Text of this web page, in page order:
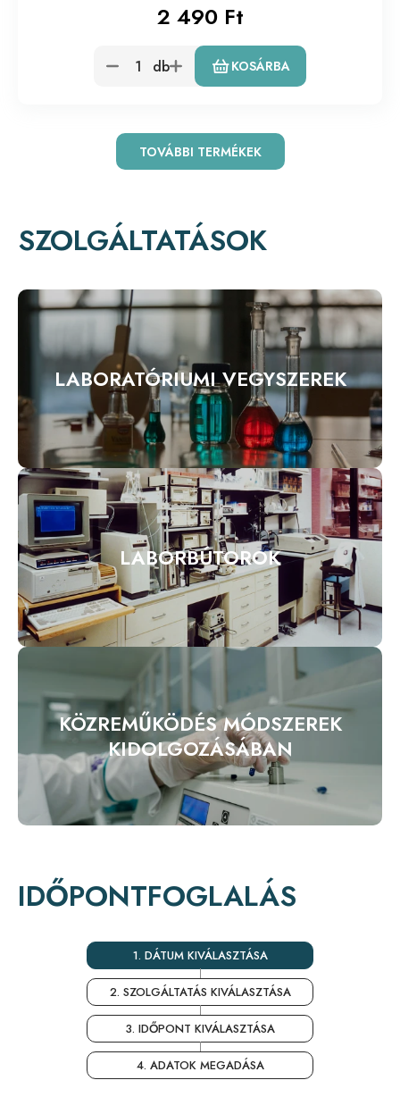
2 490 Ft
db KOSÁRBA
TOVÁBBI TERMÉKEK
SZOLGÁLTATÁSOK
LABORATÓRIUMI VEGYSZEREK
LABORBÚTOROK
KÖZREMŰKÖDÉS MÓDSZEREK
KIDOLGOZÁSÁBAN
IDŐPONTFOGLALÁS
1. DÁTUM KIVÁLASZTÁSA
2. SZOLGÁLTATÁS KIVÁLASZTÁSA
3. IDŐPONT KIVÁLASZTÁSA
4. ADATOK MEGADÁSA